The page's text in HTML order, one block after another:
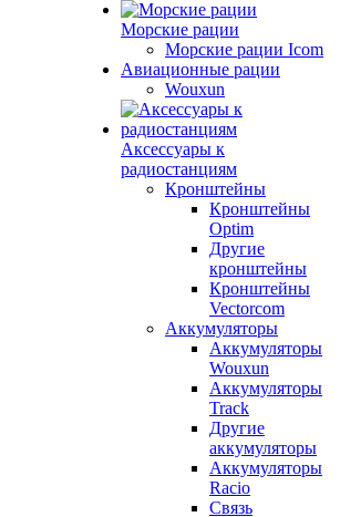
Морские рации
Морские рации Icom
Авиационные рации
Wouxun
Аксессуары к
радиостанциям
Кронштейны
Кронштейны
Optim
Другие
кронштейны
Кронштейны
Vectorcom
Аккумуляторы
Аккумуляторы
Wouxun
Аккумуляторы
Track
Другие
аккумуляторы
Аккумуляторы
Racio
Связь